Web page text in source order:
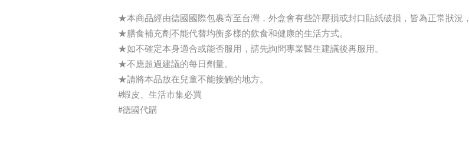
★本商品經由德國國際包裹寄至台灣，外盒會有些許壓損或封口貼紙破損，皆為正常狀況
★膳食補充劑不能代替均衡多樣的飲食和健康的生活方式。
★如不確定本身適合或能否服用，請先詢問專業醫生建議後再服用。
★不應超過建議的每日劑量。
★請將本品放在兒童不能接觸的地方。
#蝦皮、生活市集必買
#德國代購